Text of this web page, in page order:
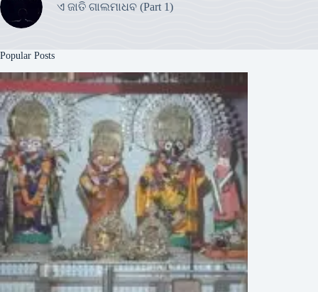
ଏ ଜାତି ଗାଲମାଧବ (Part 1)
Popular Posts